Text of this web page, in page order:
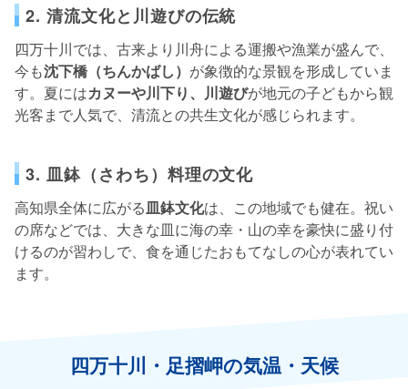
2. 清流文化と川遊びの伝統
四万十川では、古来より川舟による運搬や漁業が盛んで、
今も沈下橋（ちんかばし） が象徴的な景観を形成していま
す。夏にはカヌーや川下り、川遊びが地元の子どもから観
光客まで人気で、清流との共生文化が感じられます。
3. 皿鉢（さわち）料理の文化
高知県全体に広がる皿鉢文化は、この地域でも健在。祝い
の席などでは、大きな皿に海の幸・山の幸を豪快に盛り付
けるのが習わしで、食を通じたおもてなしの心が表れてい
ます。
四万十川・足摺岬の気温・天候